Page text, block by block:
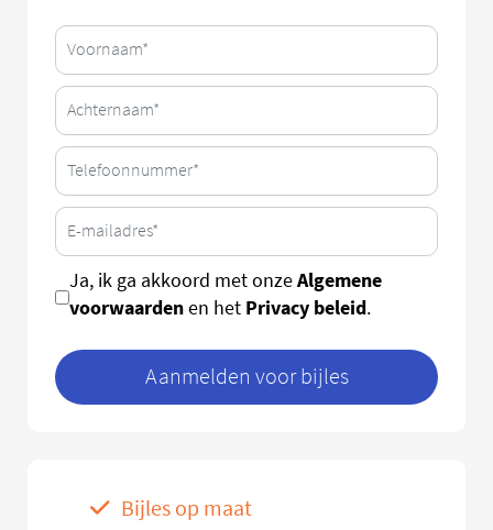
Ja, ik ga akkoord met onzeAlgemene
voorwaardenen het Privacy beleid.
Aanmelden voor bijles
Bijles op maat